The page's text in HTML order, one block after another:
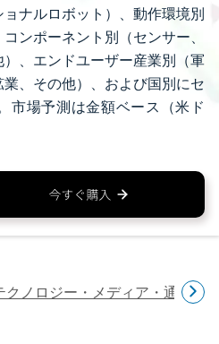
ナルロボット）、動作環境別
ンポーネント別（センサー、
、エンドユーザー産業別（軍
、その他）、および国別にセ
市場予測は金額ベース（米ド
クノロジー・メディア・通信研